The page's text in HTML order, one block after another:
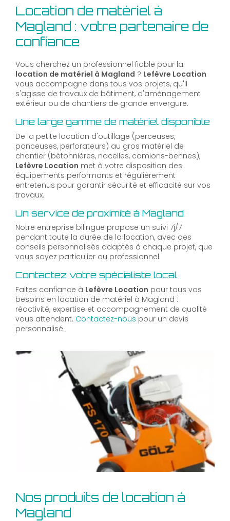
Location de matériel à
Magland : votre partenaire de
confiance
Vous cherchez un professionnel fiable pour la
location de matériel à Magland ? Lefèvre Location
vous accompagne dans tous vos projets, qu'il
s'agisse de travaux de bâtiment, d'aménagement
extérieur ou de chantiers de grande envergure.
Une large gamme de matériel disponible
De la petite location d'outillage (perceuses,
ponceuses, perforateurs) au gros matériel de
chantier (bétonnières, nacelles, camions-bennes),
Lefèvre Location met à votre disposition des
équipements performants et régulièrement
entretenus pour garantir sécurité et efficacité sur vos
travaux.
Un service de proximité à Magland
Notre entreprise bilingue propose un suivi 7j/7
pendant toute la durée de la location, avec des
conseils personnalisés adaptés à chaque projet, que
vous soyez particulier ou professionnel.
Contactez votre spécialiste local
Faites confiance à Lefèvre Location pour tous vos
besoins en location de matériel à Magland :
réactivité, expertise et accompagnement de qualité
vous attendent. Contactez-nous pour un devis
personnalisé.
Nos produits de location à
Magland